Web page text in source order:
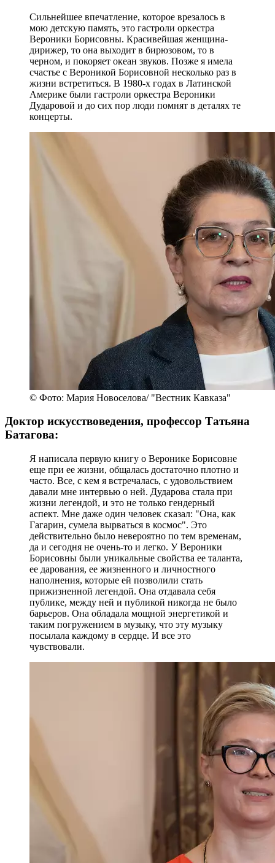
Сильнейшее впечатление, которое врезалось в
мою детскую память, это гастроли оркестра
Вероники Борисовны. Красивейшая женщина-
дирижер, то она выходит в бирюзовом, то в
черном, и покоряет океан звуков. Позже я имела
счастье с Вероникой Борисовной несколько раз в
жизни встретиться. В 1980-х годах в Латинской
Америке были гастроли оркестра Вероники
Дударовой и до сих пор люди помнят в деталях те
концерты.
© Фото: Мария Новоселова/ "Вестник Кавказа"
Доктор искусствоведения, профессор Татьяна
Батагова:
Я написала первую книгу о Веронике Борисовне
еще при ее жизни, общалась достаточно плотно и
часто. Все, с кем я встречалась, с удовольствием
давали мне интервью о ней. Дударова стала при
жизни легендой, и это не только гендерный
аспект. Мне даже один человек сказал: "Она, как
Гагарин, сумела вырваться в космос". Это
действительно было невероятно по тем временам,
да и сегодня не очень-то и легко. У Вероники
Борисовны были уникальные свойства ее таланта,
ее дарования, ее жизненного и личностного
наполнения, которые ей позволили стать
прижизненной легендой. Она отдавала себя
публике, между ней и публикой никогда не было
барьеров. Она обладала мощной энергетикой и
таким погружением в музыку, что эту музыку
посылала каждому в сердце. И все это
чувствовали.